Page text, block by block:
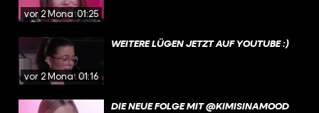
vor 2 Monaten01:25
vor 2 Monaten01:16
WEITERE LÜGEN JETZT AUF YOUTUBE :)
DIE NEUE FOLGE MIT @KIMISINAMOOD